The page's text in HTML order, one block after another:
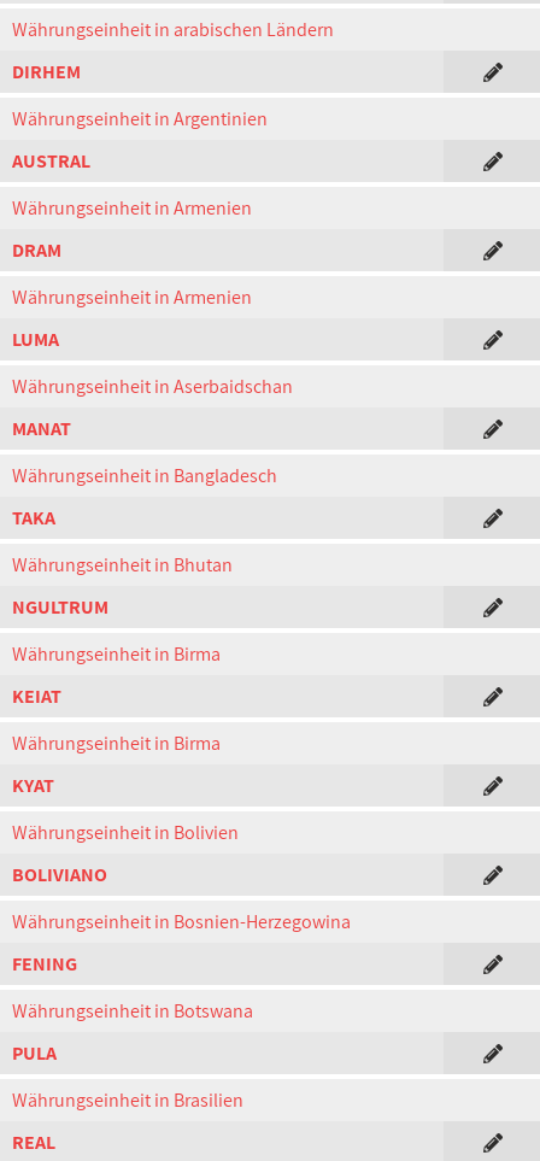
Währungseinheit in arabischen Ländern
DIRHEM
Währungseinheit in Argentinien
AUSTRAL
Währungseinheit in Armenien
DRAM
Währungseinheit in Armenien
LUMA
Währungseinheit in Aserbaidschan
MANAT
Währungseinheit in Bangladesch
TAKA
Währungseinheit in Bhutan
NGULTRUM
Währungseinheit in Birma
KEIAT
Währungseinheit in Birma
KYAT
Währungseinheit in Bolivien
BOLIVIANO
Währungseinheit in Bosnien-Herzegowina
FENING
Währungseinheit in Botswana
PULA
Währungseinheit in Brasilien
REAL